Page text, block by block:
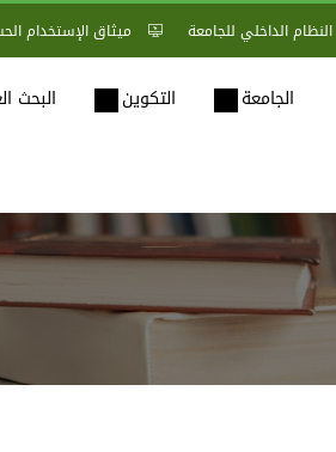
النظام الداخلي للجامعة ميثاق الإستخدام
الجامعة التكوين البحث